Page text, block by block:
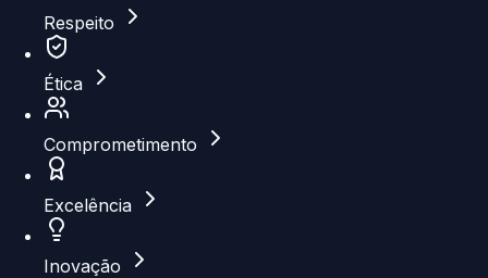
Respeito
Ética
Comprometimento
Excelência
Inovação